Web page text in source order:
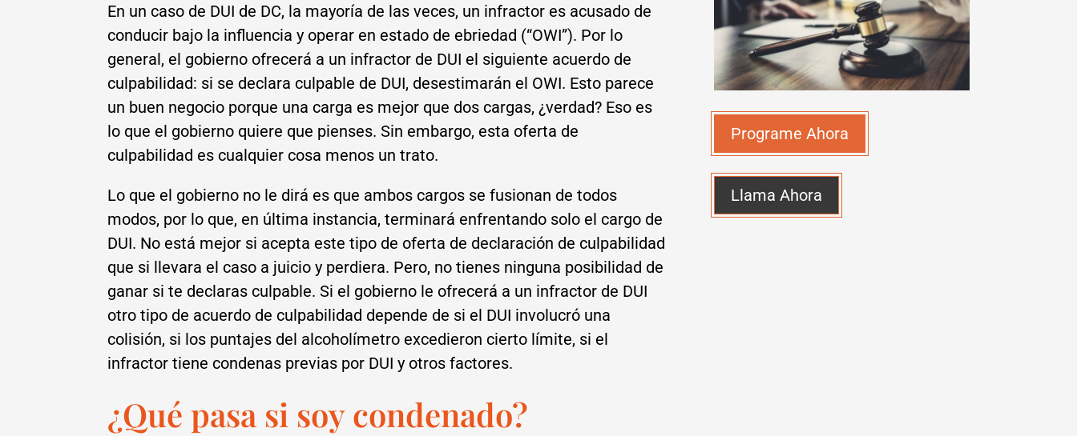
En un caso de DUI de DC, la mayoría de las veces, un infractor es acusado de
conducir bajo la influencia y operar en estado de ebriedad (“OWI”). Por lo
general, el gobierno ofrecerá a un infractor de DUI el siguiente acuerdo de
culpabilidad: si se declara culpable de DUI, desestimarán el OWI. Esto parece
un buen negocio porque una carga es mejor que dos cargas, ¿verdad? Eso es
lo que el gobierno quiere que pienses. Sin embargo, esta oferta de
culpabilidad es cualquier cosa menos un trato.
Lo que el gobierno no le dirá es que ambos cargos se fusionan de todos
modos, por lo que, en última instancia, terminará enfrentando solo el cargo de
DUI. No está mejor si acepta este tipo de oferta de declaración de culpabilidad
que si llevara el caso a juicio y perdiera. Pero, no tienes ninguna posibilidad de
ganar si te declaras culpable. Si el gobierno le ofrecerá a un infractor de DUI
otro tipo de acuerdo de culpabilidad depende de si el DUI involucró una
colisión, si los puntajes del alcoholímetro excedieron cierto límite, si el
infractor tiene condenas previas por DUI y otros factores.
Programe Ahora
Llama Ahora
¿Qué pasa si soy condenado?